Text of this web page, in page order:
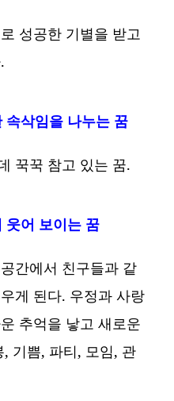
성공한 기별을 받고
속삭임을 나누는 꿈
꾹꾹 참고 있는 꿈.
웃어 보이는 꿈
간에서 친구들과 같
게 된다. 우정과 사랑
추억을 낳고 새로운
기쁨, 파티, 모임, 관